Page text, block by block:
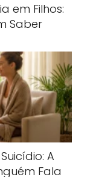
em Filhos:
Saber
A
Fala